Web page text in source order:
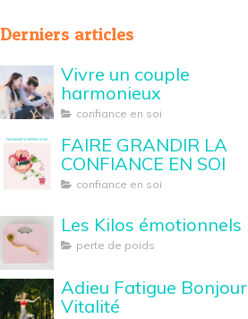
Derniers articles
Vivre un couple
harmonieux
confiance en soi
FAIRE GRANDIR LA
CONFIANCE EN SOI
confiance en soi
Les Kilos émotionnels
perte de poids
Adieu Fatigue Bonjour
Vitalité